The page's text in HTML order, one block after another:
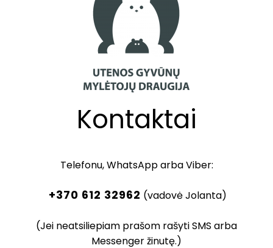
Kontaktai
Telefonu, WhatsApp arba Viber:
+370 612 32962 (vadovė Jolanta)
(Jei neatsiliepiam prašom rašyti SMS arba
Messenger žinutę.)